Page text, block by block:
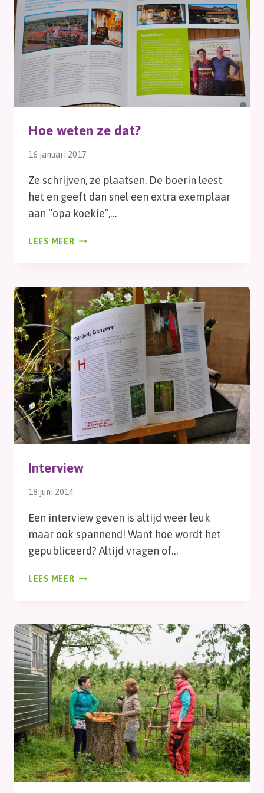
Hoe weten ze dat?
16 januari 2017
Ze schrijven, ze plaatsen. De boerin leest
het en geeft dan snel een extra exemplaar
aan “opa koekie”,…
LEES MEER HOE
Interview
18 juni 2014
Een interview geven is altijd weer leuk
maar ook spannend! Want hoe wordt het
gepubliceerd? Altijd vragen of…
LEES MEER INTERVIEW